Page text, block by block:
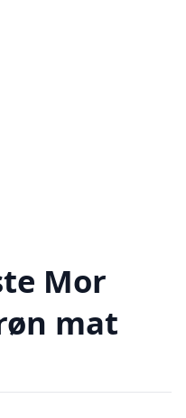
Mor
mat